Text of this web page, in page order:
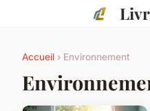
Accueil › Environnement